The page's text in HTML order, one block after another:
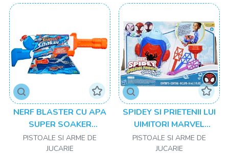
NERF BLASTER CU APA
SUPER SOAKER
TWISTER
PISTOALE SI ARME DE
JUCARIE
SPIDEY SI PRIETENII LUI
UIMITORI MARVEL
WATER WEBS
LANSATOR BULE DE
PISTOALE SI ARME DE
JUCARIE